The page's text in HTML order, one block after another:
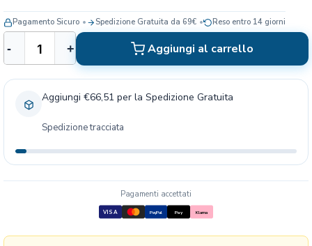
e
a
h
r
D
e
C
- + Aggiungi al carrello
Pagamento Sicuro Spedizione Gratuita da 69€ Reso entro 14 giorni
Aggiungi €66,51 per la Spedizione Gratuita
Spedizione tracciata
Pagamenti accettati
VISA PayPal Pay Klarna